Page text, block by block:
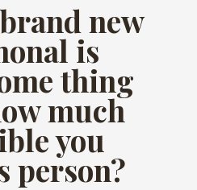
new
is
thing
much
you
person?